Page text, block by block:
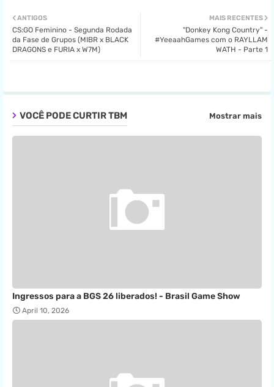
ter
MAIS RECENTES
"Donkey Kong Country" -
#YeeaahGames com o RAYLLAM
WATH - Parte 1
ANTIGOS
CS:GO Feminino - Segunda Rodada
da Fase de Grupos (MIBR x BLACK
DRAGONS e FURIA x W7M)
VOCÊ PODE CURTIR TBM Mostrar mais
Ingressos para a BGS 26 liberados! - Brasil Game Show
April 10, 2026